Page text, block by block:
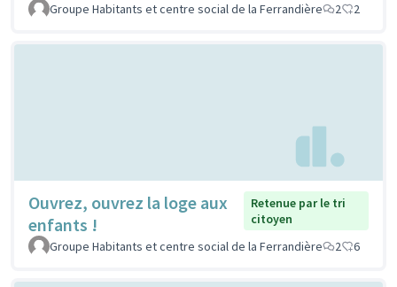
Groupe Habitants et centre social de la Ferrandière
2 2
Ouvrez, ouvrez la loge aux
enfants !
Retenue par le tri
citoyen
Groupe Habitants et centre social de la Ferrandière
2 6